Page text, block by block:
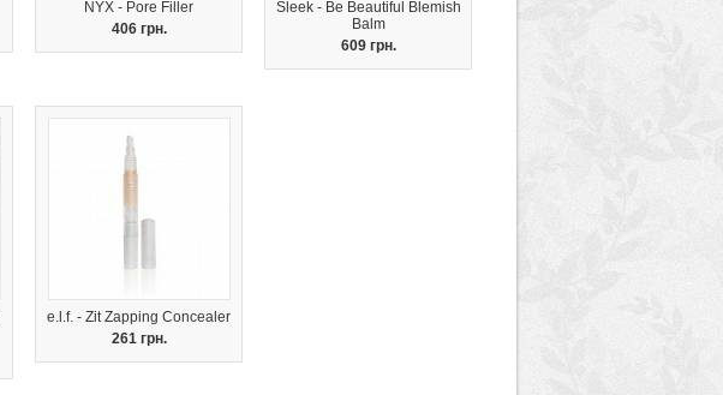
NYX - Pore Filler
406 грн.
Sleek - Be Beautiful Blemish
Balm
609 грн.
e.l.f. - Zit Zapping Concealer
261 грн.